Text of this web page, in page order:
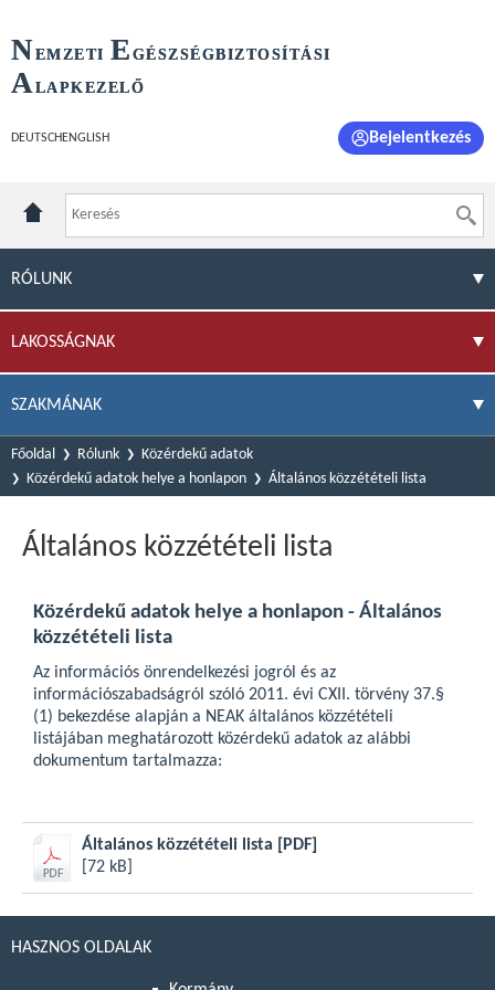
NEMZETI E GÉSZSÉGBIZTOSÍTÁSI
ALAPKEZELŐ
DEUTSCH ENGLISH Bejelentkezés
RÓLUNK
LAKOSSÁGNAK
SZAKMÁNAK
Főoldal Rólunk
Közérdekű adatok
Közérdekű adatok helye a honlapon
Általános közzétételi lista
Általános közzétételi lista
Közérdekű adatok helye a honlapon - Általános
közzétételi lista
Az információs önrendelkezési jogról és az
információszabadságról szóló 2011. évi CXII. törvény 37.§
(1) bekezdése alapján a NEAK általános közzétételi
listájában meghatározott közérdekű adatok az alábbi
dokumentum tartalmazza:
Általános közzétételi lista
[PDF]
[72 kB]
HASZNOS OLDALAK